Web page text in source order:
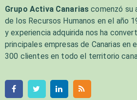
Grupo Activa Canarias comenzó su
de los Recursos Humanos en el año
y experiencia adquirida nos ha
principales empresas de Canarias en
300 clientes en todo el territorio